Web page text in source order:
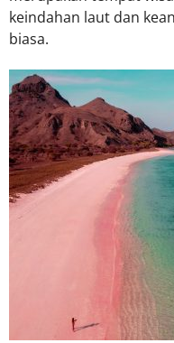
keindahan laut dan
biasa.